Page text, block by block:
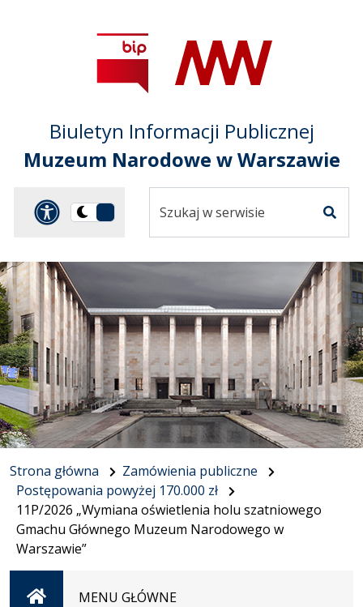
Przejdź do
głównego menu
Przejdź do treści
Przejdź do mapy
serwisu
Biuletyn Informacji Publicznej
Muzeum Narodowe w Warszawie
Panel dostosowania
Przełącz
serwisie
Strona główna
Zamówienia publiczne
Postępowania powyżej 170.000 zł
11P/2026 „Wymiana oświetlenia holu szatniowego
Gmachu Głównego Muzeum Narodowego w
Warszawie”
StronaMENU GŁÓWNE